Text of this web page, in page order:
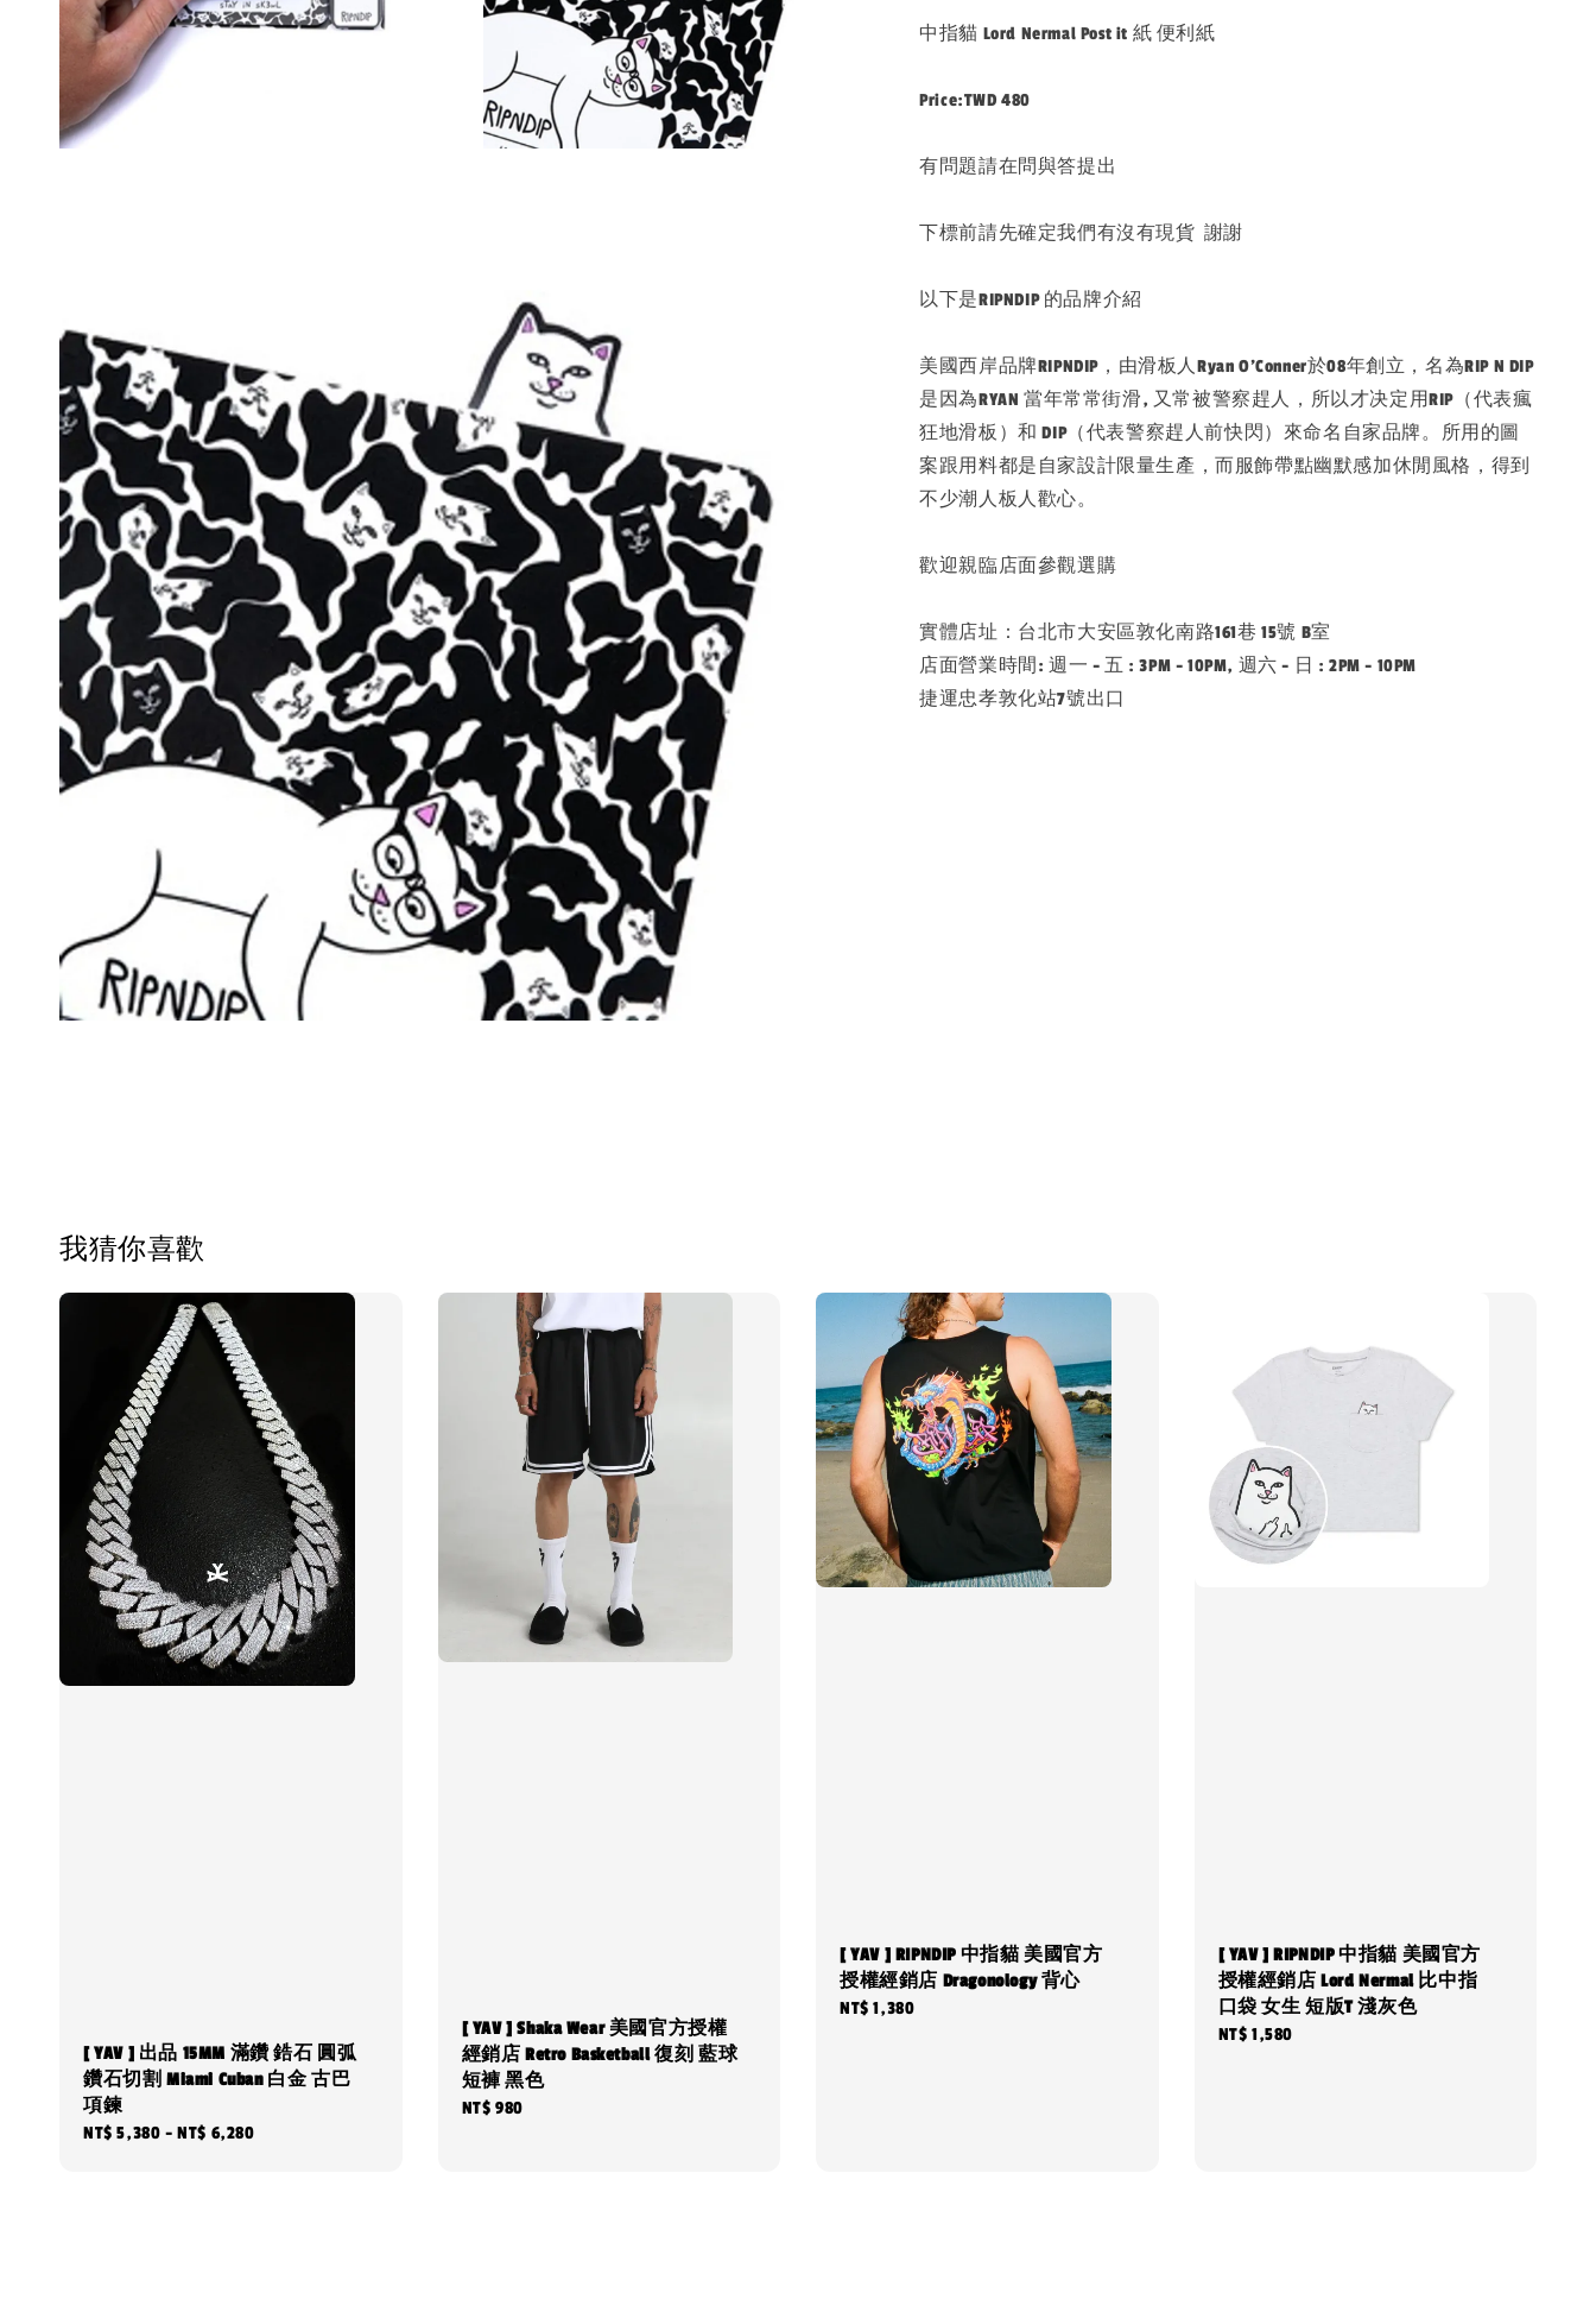
中指貓 Lord Nermal Post it 紙 便利紙
Price:TWD 480
有問題請在問與答提出
下標前請先確定我們有沒有現貨 謝謝
以下是RIPNDIP 的品牌介紹
美國西岸品牌RIPNDIP，由滑板人Ryan O’Conner於08年創立，名為RIP N DIP
是因為RYAN 當年常常街滑, 又常被警察趕人，所以才决定用RIP（代表瘋
狂地滑板）和 DIP（代表警察趕人前快閃）來命名自家品牌。所用的圖
案跟用料都是自家設計限量生產，而服飾帶點幽默感加休閒風格，得到
不少潮人板人歡心。
歡迎親臨店面參觀選購
實體店址：台北市大安區敦化南路161巷 15號 B室
店面營業時間: 週一 - 五 : 3PM - 10PM, 週六 - 日 : 2PM - 10PM
捷運忠孝敦化站7號出口
我猜你喜歡
[ YAV ] 出品 15MM 滿鑽 鋯石 圓弧
鑽石切割 Miami Cuban 白金 古巴
項鍊
Regular
NT$ 5,380 -NT$ 6,280
[ YAV ] Shaka Wear 美國官方授權
經銷店 Retro Basketball 復刻 藍球
短褲 黑色
Regular
NT$ 980
[ YAV ] RIPNDIP 中指貓 美國官方
授權經銷店 Dragonology 背心
Regular
NT$ 1,380
[ YAV ] RIPNDIP 中指貓 美國官方
授權經銷店 Lord Nermal 比中指
口袋 女生 短版T 淺灰色
Regular
NT$ 1,580